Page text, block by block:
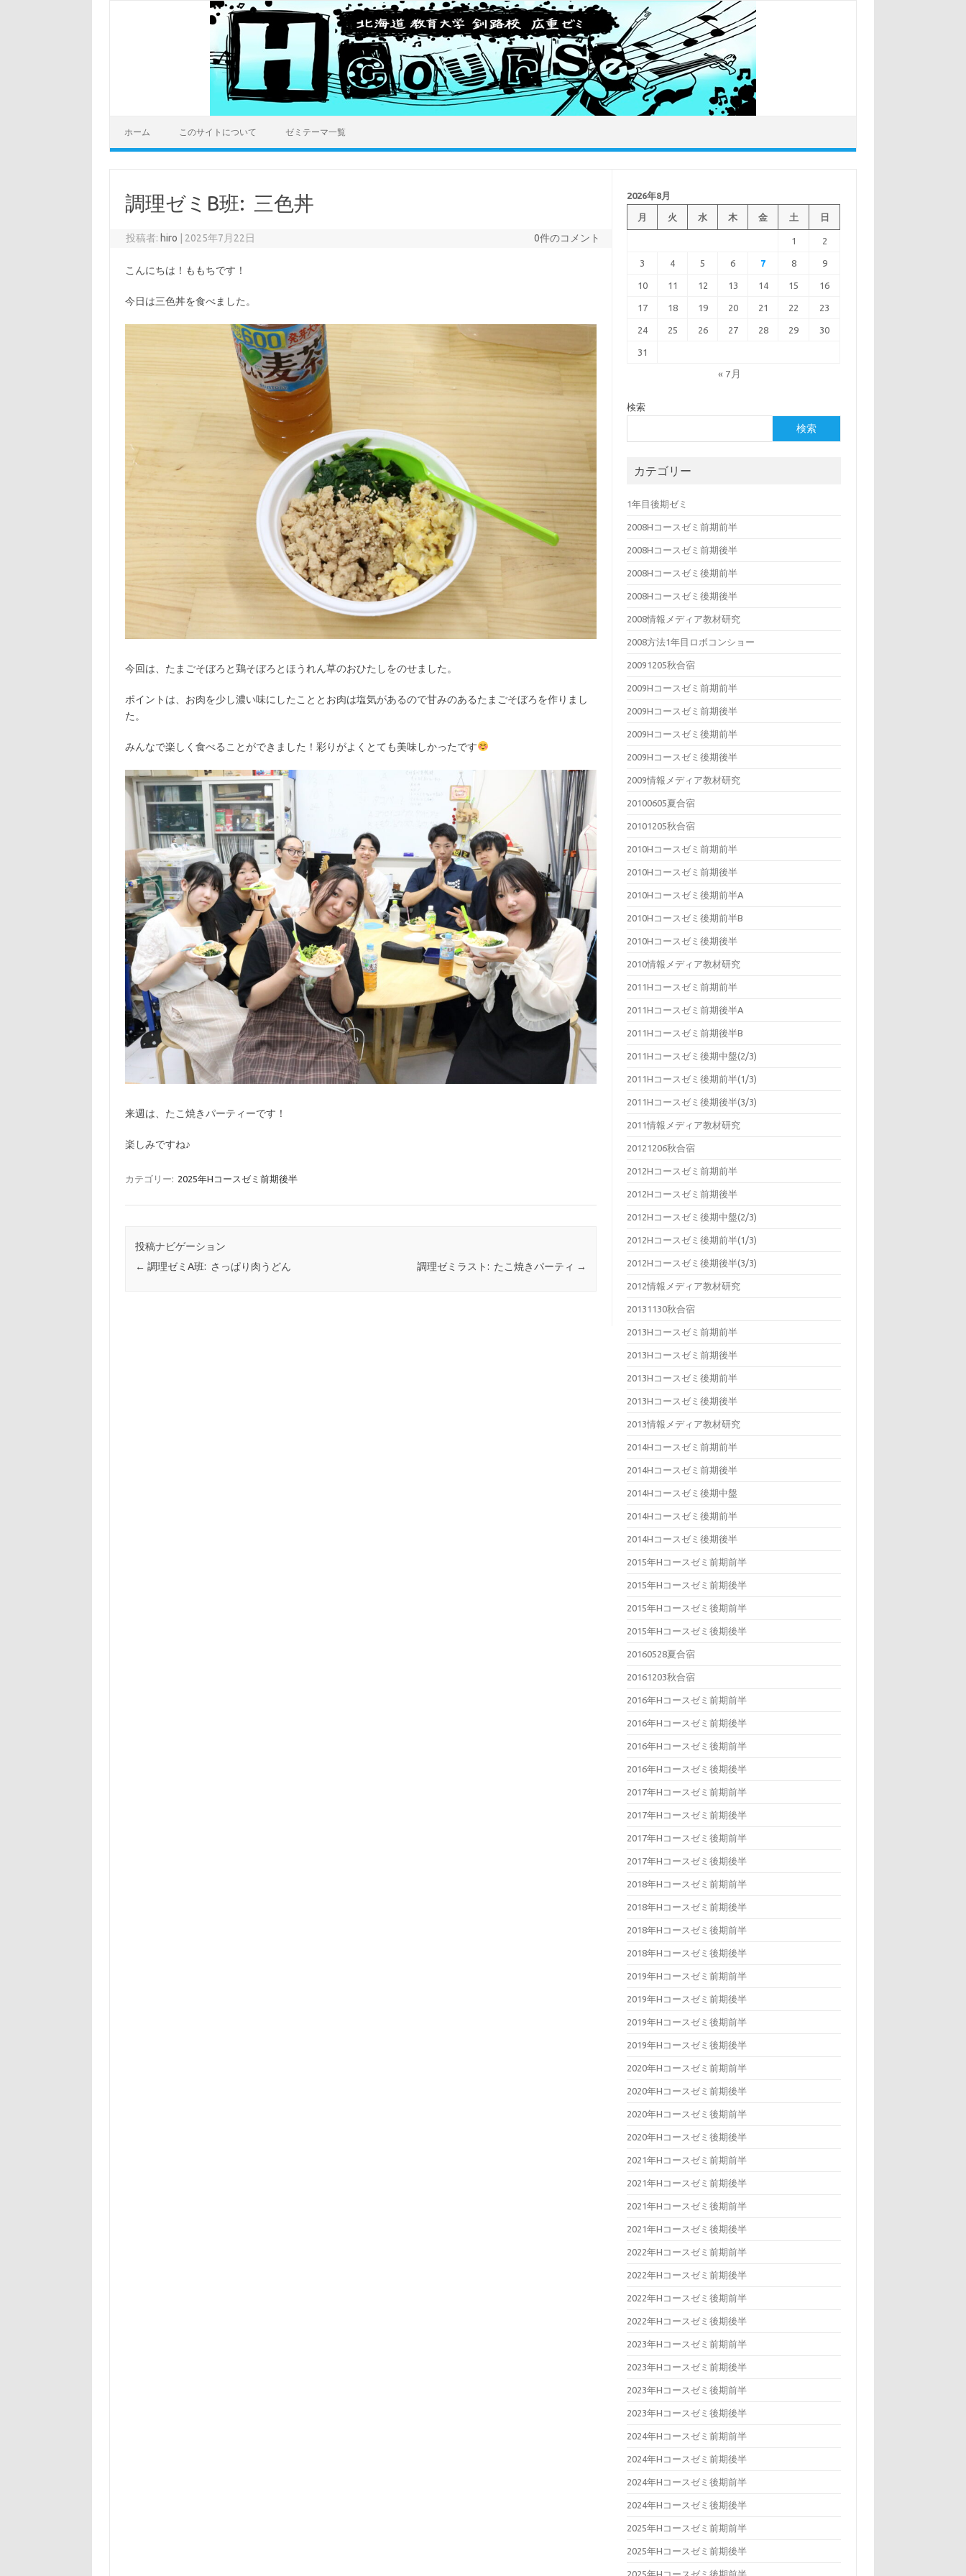
ホーム このサイトについて ゼミテーマ一覧
調理ゼミB班: 三色丼
投稿者: hiro 2025年7月22日 0件のコメント
こんにちは！ももちです！
今日は三色丼を食べました。
今回は、たまごそぼろと鶏そぼろとほうれん草のおひたしをのせました。
ポイントは、お肉を少し濃い味にしたこととお肉は塩気があるので甘みのあるたまごそぼろを作りまし
た。
みんなで楽しく食べることができました！彩りがよくとても美味しかったです
来週は、たこ焼きパーティーです！
楽しみですね♪
カテゴリー: 2025年Hコースゼミ前期後半
投稿ナビゲーション
← 調理ゼミA班: さっぱり肉うどん 調理ゼミラスト: たこ焼きパーティ →
2026年8月
月 火 水 木 金 土 日
1 2
3 4 5 6 7 8 9
10 11 12 13 14 15 16
17 18 19 20 21 22 23
24 25 26 27 28 29 30
31
« 7月
検索
検索
カテゴリー
1年目後期ゼミ
2008Hコースゼミ前期前半
2008Hコースゼミ前期後半
2008Hコースゼミ後期前半
2008Hコースゼミ後期後半
2008情報メディア教材研究
2008方法1年目ロボコンショー
20091205秋合宿
2009Hコースゼミ前期前半
2009Hコースゼミ前期後半
2009Hコースゼミ後期前半
2009Hコースゼミ後期後半
2009情報メディア教材研究
20100605夏合宿
20101205秋合宿
2010Hコースゼミ前期前半
2010Hコースゼミ前期後半
2010Hコースゼミ後期前半A
2010Hコースゼミ後期前半B
2010Hコースゼミ後期後半
2010情報メディア教材研究
2011Hコースゼミ前期前半
2011Hコースゼミ前期後半A
2011Hコースゼミ前期後半B
2011Hコースゼミ後期中盤(2/3)
2011Hコースゼミ後期前半(1/3)
2011Hコースゼミ後期後半(3/3)
2011情報メディア教材研究
20121206秋合宿
2012Hコースゼミ前期前半
2012Hコースゼミ前期後半
2012Hコースゼミ後期中盤(2/3)
2012Hコースゼミ後期前半(1/3)
2012Hコースゼミ後期後半(3/3)
2012情報メディア教材研究
20131130秋合宿
2013Hコースゼミ前期前半
2013Hコースゼミ前期後半
2013Hコースゼミ後期前半
2013Hコースゼミ後期後半
2013情報メディア教材研究
2014Hコースゼミ前期前半
2014Hコースゼミ前期後半
2014Hコースゼミ後期中盤
2014Hコースゼミ後期前半
2014Hコースゼミ後期後半
2015年Hコースゼミ前期前半
2015年Hコースゼミ前期後半
2015年Hコースゼミ後期前半
2015年Hコースゼミ後期後半
20160528夏合宿
20161203秋合宿
2016年Hコースゼミ前期前半
2016年Hコースゼミ前期後半
2016年Hコースゼミ後期前半
2016年Hコースゼミ後期後半
2017年Hコースゼミ前期前半
2017年Hコースゼミ前期後半
2017年Hコースゼミ後期前半
2017年Hコースゼミ後期後半
2018年Hコースゼミ前期前半
2018年Hコースゼミ前期後半
2018年Hコースゼミ後期前半
2018年Hコースゼミ後期後半
2019年Hコースゼミ前期前半
2019年Hコースゼミ前期後半
2019年Hコースゼミ後期前半
2019年Hコースゼミ後期後半
2020年Hコースゼミ前期前半
2020年Hコースゼミ前期後半
2020年Hコースゼミ後期前半
2020年Hコースゼミ後期後半
2021年Hコースゼミ前期前半
2021年Hコースゼミ前期後半
2021年Hコースゼミ後期前半
2021年Hコースゼミ後期後半
2022年Hコースゼミ前期前半
2022年Hコースゼミ前期後半
2022年Hコースゼミ後期前半
2022年Hコースゼミ後期後半
2023年Hコースゼミ前期前半
2023年Hコースゼミ前期後半
2023年Hコースゼミ後期前半
2023年Hコースゼミ後期後半
2024年Hコースゼミ前期前半
2024年Hコースゼミ前期後半
2024年Hコースゼミ後期前半
2024年Hコースゼミ後期後半
2025年Hコースゼミ前期前半
2025年Hコースゼミ前期後半
2025年Hコースゼミ後期前半